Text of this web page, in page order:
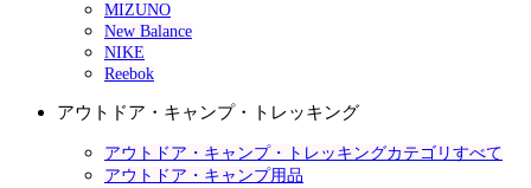
MIZUNO
New Balance
NIKE
Reebok
アウトドア・キャンプ・トレッキング
アウトドア・キャンプ・トレッキングカテゴリすべて
アウトドア・キャンプ用品